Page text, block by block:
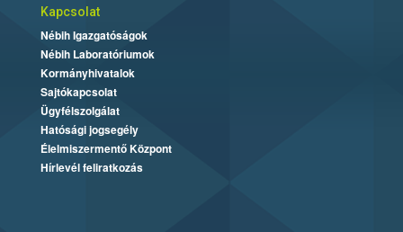
Kapcsolat
Nébih Igazgatóságok
Nébih Laboratóriumok
Kormányhivatalok
Sajtókapcsolat
Ügyfélszolgálat
Hatósági jogsegély
Élelmiszermentő Központ
Hírlevél feliratkozás